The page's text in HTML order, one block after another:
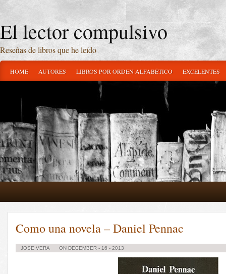
El lector compulsivo
Reseñas de libros que he leído
HOME AUTORES LIBROS POR ORDEN ALFABÉTICO EXCELENTES
Como una novela – Daniel Pennac
JOSE VERA ON DECEMBER - 16 - 2013